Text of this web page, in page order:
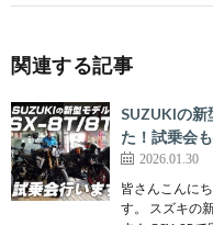
関連する記事
SUZUKIの
た！試乗会
2026.01.30
皆さんこんに
す。 スズキの